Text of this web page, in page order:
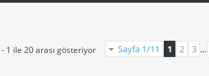
Sayfa 1/11 1 2 3 ...
1 ile 20 arası gösteriyor